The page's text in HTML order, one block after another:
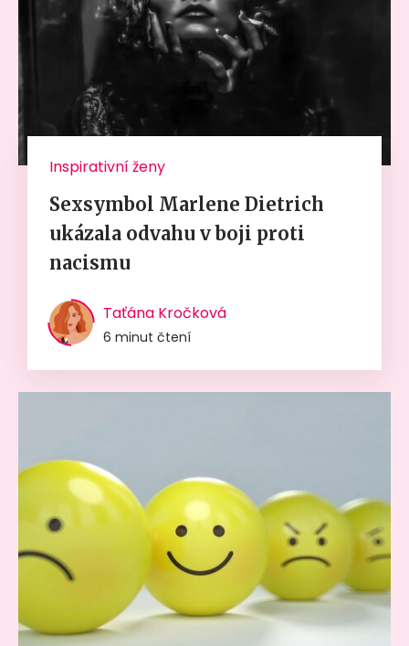
Inspirativní ženy
Sexsymbol Marlene Dietrich
ukázala odvahu v boji proti
nacismu
Taťána Kročková
6 minut čtení